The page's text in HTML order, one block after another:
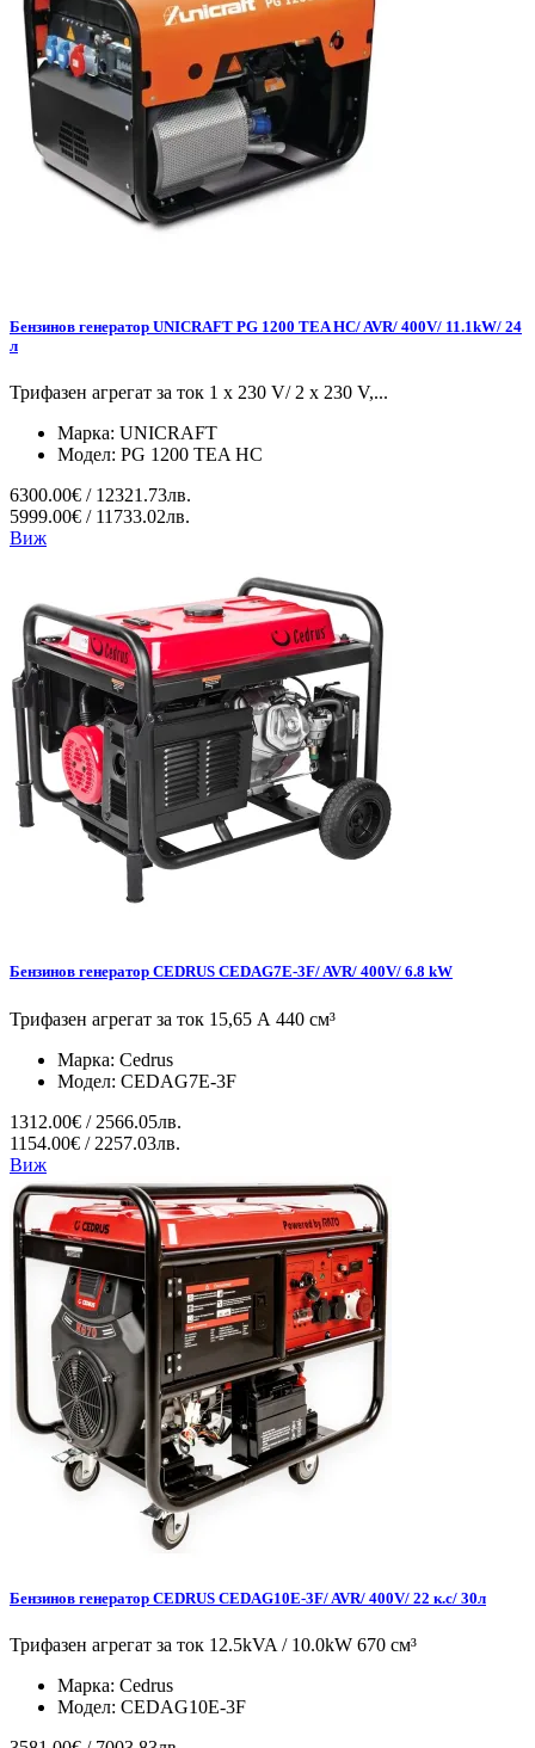
Бензинов генератор UNICRAFT PG 1200 TEA HC/ AVR/ 400V/ 11.1kW/ 24
л
Трифазен агрегат за ток 1 x 230 V/ 2 x 230 V,...
Марка: UNICRAFT
Модел: PG 1200 TEA HC
6300.00€ / 12321.73лв.
5999.00€ / 11733.02лв.
Виж
Бензинов генератор CEDRUS CEDAG7E-3F/ AVR/ 400V/ 6.8 kW
Трифазен агрегат за ток 15,65 А 440 см³
Марка: Cedrus
Модел: CEDAG7E-3F
1312.00€ / 2566.05лв.
1154.00€ / 2257.03лв.
Виж
Бензинов генератор CEDRUS CEDAG10E-3F/ AVR/ 400V/ 22 к.с/ 30л
Трифазен агрегат за ток 12.5kVA / 10.0kW 670 см³
Марка: Cedrus
Модел: CEDAG10E-3F